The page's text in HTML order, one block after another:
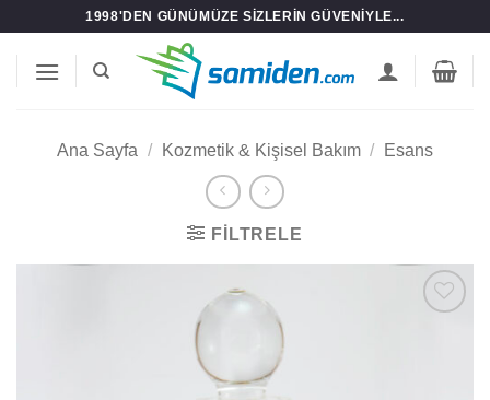
1998'DEN GÜNÜMÜZE SIZLERIN GÜVENIYLE...
Ana Sayfa / Kozmetik & Kişisel Bakım / Esans
FILTRELE